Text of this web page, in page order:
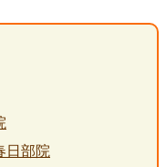
日部院